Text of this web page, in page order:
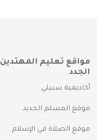
مواقع تعليم المهتدين
الجدد
أكاديمية سبيلي
موقع المسلم الجديد
موقع الصلاة في الإسلام